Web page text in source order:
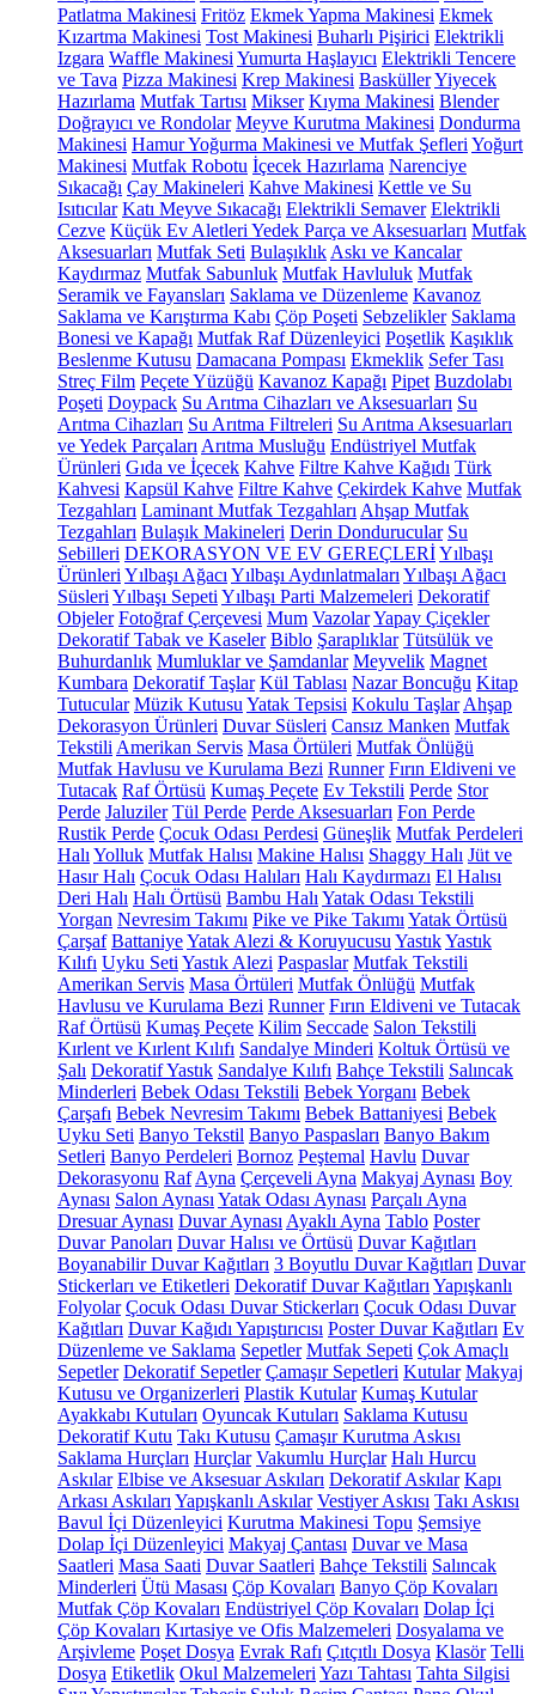
Patlatma Makinesi Fritöz Ekmek Yapma Makinesi Ekmek
Kızartma Makinesi Tost Makinesi Buharlı Pişirici Elektrikli
Izgara Waffle Makinesi Yumurta Haşlayıcı Elektrikli Tencere
ve Tava Pizza Makinesi Krep Makinesi BasküllerYiyecek
Hazırlama Mutfak Tartısı Mikser Kıyma Makinesi Blender
Doğrayıcı ve Rondolar Meyve Kurutma Makinesi Dondurma
Makinesi Hamur Yoğurma Makinesi ve Mutfak Şefleri Yoğurt
Makinesi Mutfak Robotu İçecek Hazırlama Narenciye
Sıkacağı Çay Makineleri Kahve Makinesi Kettle ve Su
Isıtıcılar Katı Meyve Sıkacağı Elektrikli Semaver Elektrikli
Cezve Küçük Ev Aletleri Yedek Parça ve Aksesuarları Mutfak
Aksesuarları Mutfak Seti Bulaşıklık Askı ve Kancalar
Kaydırmaz Mutfak Sabunluk Mutfak Havluluk Mutfak
Seramik ve Fayansları Saklama ve Düzenleme Kavanoz
Saklama ve Karıştırma Kabı Çöp Poşeti Sebzelikler Saklama
Bonesi ve Kapağı Mutfak Raf Düzenleyici Poşetlik Kaşıklık
Beslenme Kutusu Damacana Pompası Ekmeklik Sefer Tası
Streç Film Peçete Yüzüğü Kavanoz Kapağı Pipet Buzdolabı
Poşeti Doypack Su Arıtma Cihazları ve Aksesuarları Su
Arıtma Cihazları Su Arıtma Filtreleri Su Arıtma Aksesuarları
ve Yedek Parçaları Arıtma Musluğu Endüstriyel Mutfak
Ürünleri Gıda ve İçecek Kahve Filtre Kahve Kağıdı Türk
Kahvesi Kapsül Kahve Filtre Kahve Çekirdek Kahve Mutfak
Tezgahları Laminant Mutfak Tezgahları Ahşap Mutfak
Tezgahları Bulaşık Makineleri Derin Dondurucular Su
Sebilleri DEKORASYON VE EV GEREÇLERİYılbaşı
Ürünleri Yılbaşı Ağacı Yılbaşı Aydınlatmaları Yılbaşı Ağacı
Süsleri Yılbaşı Sepeti Yılbaşı Parti Malzemeleri Dekoratif
Objeler Fotoğraf Çerçevesi Mum VazolarYapay Çiçekler
Dekoratif Tabak ve Kaseler Biblo Şaraplıklar Tütsülük ve
Buhurdanlık Mumluklar ve Şamdanlar Meyvelik Magnet
Kumbara Dekoratif Taşlar Kül Tablası Nazar Boncuğu Kitap
Tutucular Müzik Kutusu Yatak Tepsisi Kokulu Taşlar Ahşap
Dekorasyon Ürünleri Duvar Süsleri Cansız Manken Mutfak
Tekstili Amerikan Servis Masa Örtüleri Mutfak Önlüğü
Mutfak Havlusu ve Kurulama Bezi Runner Fırın Eldiveni ve
Tutacak Raf Örtüsü Kumaş Peçete Ev Tekstili Perde Stor
Perde Jaluziler Tül Perde Perde Aksesuarları Fon Perde
Rustik Perde Çocuk Odası Perdesi Güneşlik Mutfak Perdeleri
Halı Yolluk Mutfak Halısı Makine Halısı Shaggy Halı Jüt ve
Hasır Halı Çocuk Odası Halıları Halı Kaydırmazı El Halısı
Deri Halı Halı Örtüsü Bambu Halı Yatak Odası Tekstili
Yorgan Nevresim Takımı Pike ve Pike Takımı Yatak Örtüsü
Çarşaf BattaniyeYatak Alezi & Koruyucusu YastıkYastık
Kılıfı Uyku Seti Yastık Alezi Paspaslar Mutfak Tekstili
Amerikan Servis Masa Örtüleri Mutfak Önlüğü Mutfak
Havlusu ve Kurulama Bezi Runner Fırın Eldiveni ve Tutacak
Raf Örtüsü Kumaş Peçete Kilim Seccade Salon Tekstili
Kırlent ve Kırlent Kılıfı Sandalye Minderi Koltuk Örtüsü ve
Şalı Dekoratif Yastık Sandalye Kılıfı Bahçe Tekstili Salıncak
Minderleri Bebek Odası Tekstili Bebek Yorganı Bebek
Çarşafı Bebek Nevresim Takımı Bebek Battaniyesi Bebek
Uyku Seti Banyo Tekstil Banyo Paspasları Banyo Bakım
Setleri Banyo Perdeleri Bornoz Peştemal Havlu Duvar
Dekorasyonu Raf Ayna Çerçeveli Ayna Makyaj Aynası Boy
Aynası Salon Aynası Yatak Odası Aynası Parçalı Ayna
Dresuar Aynası Duvar Aynası Ayaklı Ayna Tablo Poster
Duvar Panoları Duvar Halısı ve Örtüsü Duvar Kağıtları
Boyanabilir Duvar Kağıtları 3 Boyutlu Duvar Kağıtları Duvar
Stickerları ve Etiketleri Dekoratif Duvar Kağıtları Yapışkanlı
Folyolar Çocuk Odası Duvar Stickerları Çocuk Odası Duvar
Kağıtları Duvar Kağıdı Yapıştırıcısı Poster Duvar Kağıtları Ev
Düzenleme ve Saklama Sepetler Mutfak Sepeti Çok Amaçlı
Sepetler Dekoratif Sepetler Çamaşır Sepetleri Kutular Makyaj
Kutusu ve Organizerleri Plastik Kutular Kumaş Kutular
Ayakkabı Kutuları Oyuncak Kutuları Saklama Kutusu
Dekoratif Kutu Takı Kutusu Çamaşır Kurutma Askısı
Saklama Hurçları Hurçlar Vakumlu Hurçlar Halı Hurcu
Askılar Elbise ve Aksesuar Askıları Dekoratif Askılar Kapı
Arkası Askıları Yapışkanlı Askılar Vestiyer Askısı Takı Askısı
Bavul İçi Düzenleyici Kurutma Makinesi Topu Şemsiye
Dolap İçi Düzenleyici Makyaj Çantası Duvar ve Masa
Saatleri Masa Saati Duvar Saatleri Bahçe Tekstili Salıncak
Minderleri Ütü Masası Çöp Kovaları Banyo Çöp Kovaları
Mutfak Çöp Kovaları Endüstriyel Çöp Kovaları Dolap İçi
Çöp Kovaları Kırtasiye ve Ofis Malzemeleri Dosyalama ve
Arşivleme Poşet Dosya Evrak Rafı Çıtçıtlı Dosya Klasör Telli
Dosya Etiketlik Okul Malzemeleri Yazı Tahtası Tahta Silgisi